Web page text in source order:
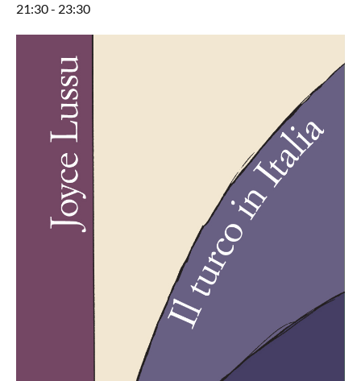
21:30- 23:30